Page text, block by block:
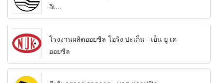
จิเ...
โรงงานผลิตออยซีล โอริง ปะเก็น - เอ็น ยู เค
ออยซีล